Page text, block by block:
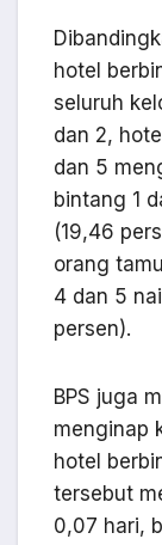
hotel
seluruh
dan 2,
dan 5
bintang 1
(19,46
orang
4 dan 5
persen).
BPS juga
menginap
hotel
tersebut
0,07 hari,